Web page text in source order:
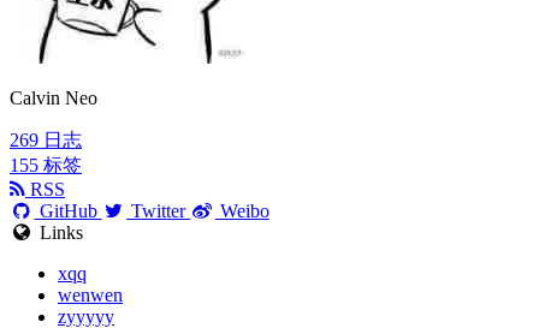
Calvin Neo
269 日志
155 标签
RSS
GitHub
Twitter
Weibo
Links
xqq
wenwen
zyyyyy